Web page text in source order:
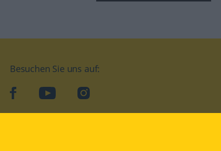
Besuchen Sie uns auf:
facebookYouTube Instagram